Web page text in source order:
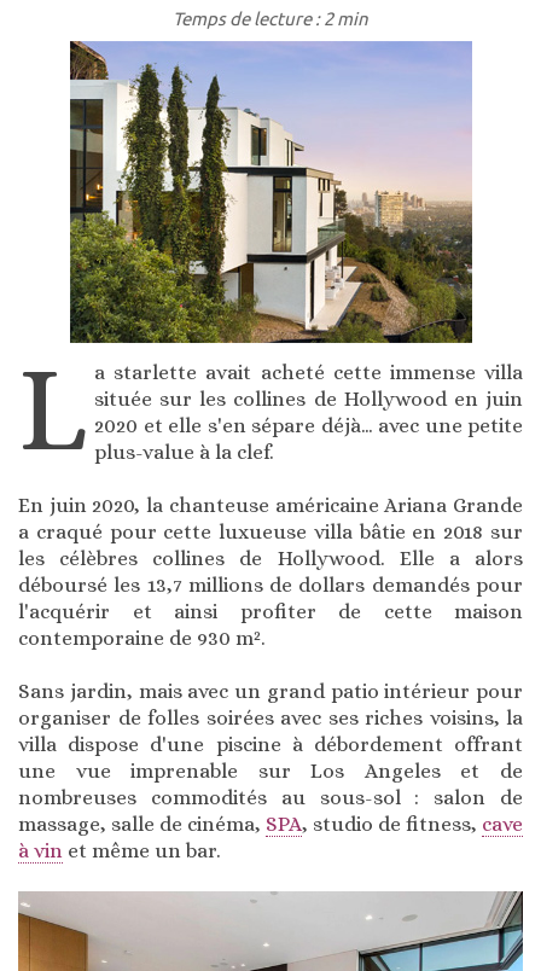
Temps de lecture : 2 min
L a starlette avait acheté cette immense villa
située sur les collines de Hollywood en juin
2020 et elle s'en sépare déjà… avec une petite
plus-value à la clef.
En juin 2020, la chanteuse américaine Ariana Grande
a craqué pour cette luxueuse villa bâtie en 2018 sur
les célèbres collines de Hollywood. Elle a alors
déboursé les 13,7 millions de dollars demandés pour
l'acquérir et ainsi profiter de cette maison
contemporaine de 930 m².
Sans jardin, mais avec un grand patio intérieur pour
organiser de folles soirées avec ses riches voisins, la
villa dispose d'une piscine à débordement offrant
une vue imprenable sur Los Angeles et de
nombreuses commodités au sous-sol : salon de
massage, salle de cinéma, SPA, studio de fitness, cave
à vin et même un bar.